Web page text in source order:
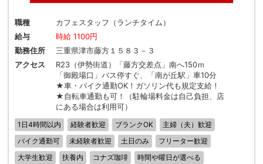
職種
カフェスタッフ（ランチタイム）
給与
時給 1100円
勤務住所
三重県津市藤方１５８３－３
アクセス
R23（伊勢街道）「藤方交差点」南へ150ｍ
「御殿場口」バス停すぐ、「南が丘駅」車10分
★車・バイク通勤OK！ガソリン代も規定支給！
★自転車通勤も可！（駐輪場料金は自己負担、店
にある場合は利用可）
1日4時間以内 経験者歓迎 ブランクOK
主婦（夫）歓迎
バイク通勤可
未経験者歓迎 土日のみ
フリーター歓迎
大学生歓迎
扶養内 コナズ珈琲
時間や曜日が選べる